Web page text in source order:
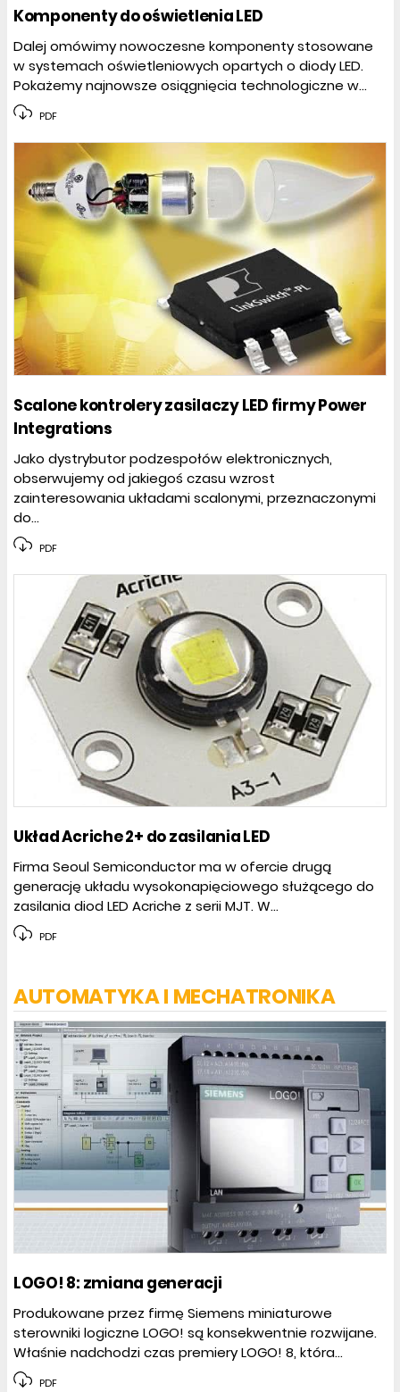
Komponenty do oświetlenia LED
Dalej omówimy nowoczesne komponenty stosowane
w systemach oświetleniowych opartych o diody LED.
Pokażemy najnowsze osiągnięcia technologiczne w...
PDF
Scalone kontrolery zasilaczy LED firmy Power
Integrations
Jako dystrybutor podzespołów elektronicznych,
obserwujemy od jakiegoś czasu wzrost
zainteresowania układami scalonymi, przeznaczonymi
do...
PDF
Układ Acriche 2+ do zasilania LED
Firma Seoul Semiconductor ma w ofercie drugą
generację układu wysokonapięciowego służącego do
zasilania diod LED Acriche z serii MJT. W...
PDF
AUTOMATYKA I MECHATRONIKA
LOGO! 8: zmiana generacji
Produkowane przez firmę Siemens miniaturowe
sterowniki logiczne LOGO! są konsekwentnie rozwijane.
Właśnie nadchodzi czas premiery LOGO! 8, która...
PDF